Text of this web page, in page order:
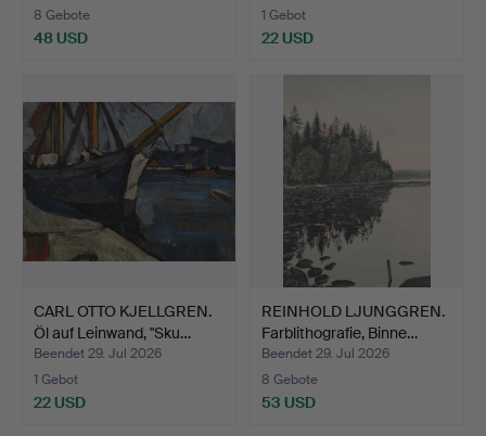
8 Gebote
48 USD
1 Gebot
22 USD
CARL OTTO KJELLGREN.
Öl auf Leinwand, "Sku…
Beendet 29. Jul 2026
1 Gebot
22 USD
REINHOLD LJUNGGREN.
Farblithografie, Binne…
Beendet 29. Jul 2026
8 Gebote
53 USD